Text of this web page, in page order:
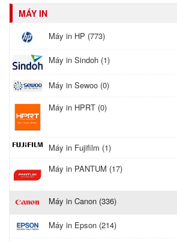
MÁY IN
Máy in HP (773)
Máy in Sindoh (1)
Máy in Sewoo (0)
Máy in HPRT (0)
Máy in Fujifilm (1)
Máy in PANTUM (17)
Máy in Canon (336)
Máy in Epson (214)